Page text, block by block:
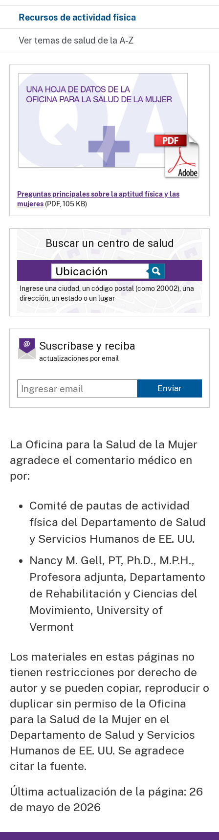
Recursos de actividad física
Ver temas de salud de la A-Z
Preguntas principales sobre la aptitud física y las
mujeres (PDF, 105 KB)
Buscar un centro de salud
Ingrese una ciudad, un código postal (como 20002), una
dirección, un estado o un lugar
Suscríbase y reciba
actualizaciones por email
Enviar
La Oficina para la Salud de la Mujer
agradece el comentario médico en
por:
Comité de pautas de actividad
física del Departamento de Salud
y Servicios Humanos de EE. UU.
Nancy M. Gell, PT, Ph.D., M.P.H.,
Profesora adjunta, Departamento
de Rehabilitación y Ciencias del
Movimiento, University of
Vermont
Los materiales en estas páginas no
tienen restricciones por derecho de
autor y se pueden copiar, reproducir o
duplicar sin permiso de la Oficina
para la Salud de la Mujer en el
Departamento de Salud y Servicios
Humanos de EE. UU. Se agradece
citar la fuente.
Última actualización de la página: 26
de mayo de 2026